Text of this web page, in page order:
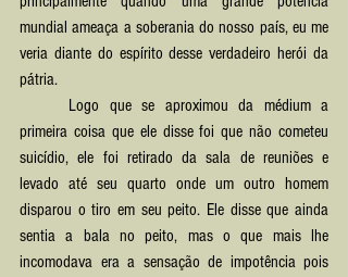
mundial ameaça a soberania do nosso país, eu me
veria diante do espírito desse verdadeiro herói da
pátria.
primeira coisa que ele disse foi que não cometeu
suicídio, ele foi retirado da sala de reuniões e
levado até seu quarto onde um outro homem
disparou o tiro em seu peito. Ele disse que ainda
sentia a bala no peito, mas o que mais lhe
incomodava era a sensação de impotência pois